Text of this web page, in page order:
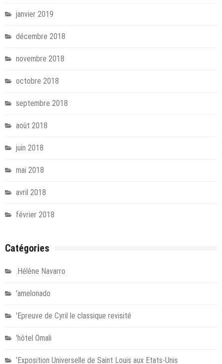
janvier 2019
décembre 2018
novembre 2018
octobre 2018
septembre 2018
août 2018
juin 2018
mai 2018
avril 2018
février 2018
Catégories
.Hélène Navarro
'amelonado
'Epreuve de Cyril le classique revisité
'hôtel Omali
’Exposition Universelle de Saint Louis aux Etats-Unis